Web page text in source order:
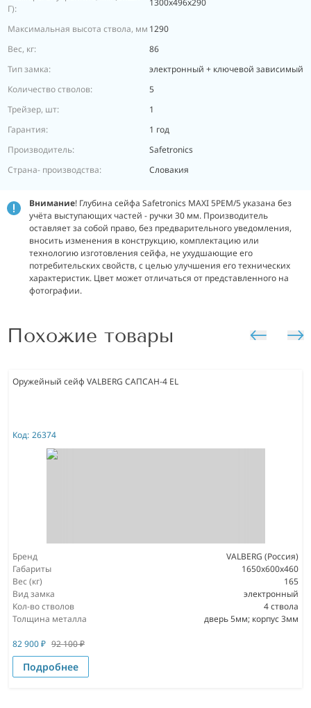
Г):
1300x496x290
Максимальная высота ствола, мм 1290
Вес, кг:
86
Тип замка:
электронный + ключевой зависимый
Количество стволов:
5
Трейзер, шт:
1
Гарантия:
1 год
Производитель:
Safetronics
Страна- производства:
Словакия
Внимание! Глубина сейфа Safetronics MAXI 5PEM/5 указана без
учёта выступающих частей - ручки 30 мм. Производитель
оставляет за собой право, без предварительного уведомления,
вносить изменения в конструкцию, комплектацию или
технологию изготовления сейфа, не ухудшающие его
потребительских свойств, с целью улучшения его технических
характеристик. Цвет может отличаться от представленного на
фотографии.
Похожие товары
Оружейный сейф VALBERG САПСАН-4 EL
Код: 26374
Бренд
VALBERG (Россия)
Габариты
1650x600x460
Вес (кг)
165
Вид замка
электронный
Кол-во стволов
4 ствола
Толщина металла
дверь 5мм; корпус 3мм
82 900₽ 92 100₽
Подробнее